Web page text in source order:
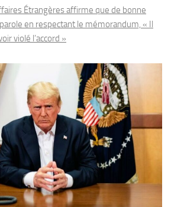
Étrangères affirme que de bonne
en respectant le mémorandum, « Il
violé l’accord »